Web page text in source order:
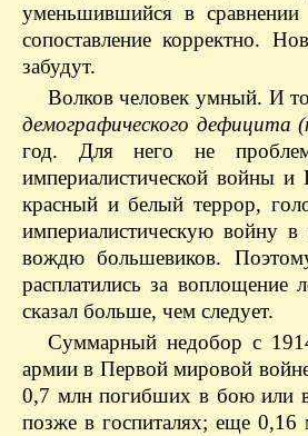
уменьшившийся в
сопоставление корректно.
забудут.
Волков человек умный. И
демографического дефицита
год. Для него не
империалистической войны
красный и белый террор,
империалистическую войну
вождю большевиков.
расплатились за
сказал больше, чем следует.
Суммарный недобор с
армии в Первой мировой
0,7 млн погибших в бою или
позже в госпиталях; еще